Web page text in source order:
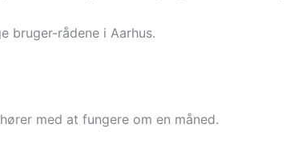
bruger-rådene i Aarhus.
med at fungere om en måned.